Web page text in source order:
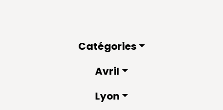
Catégories
Avril
Lyon